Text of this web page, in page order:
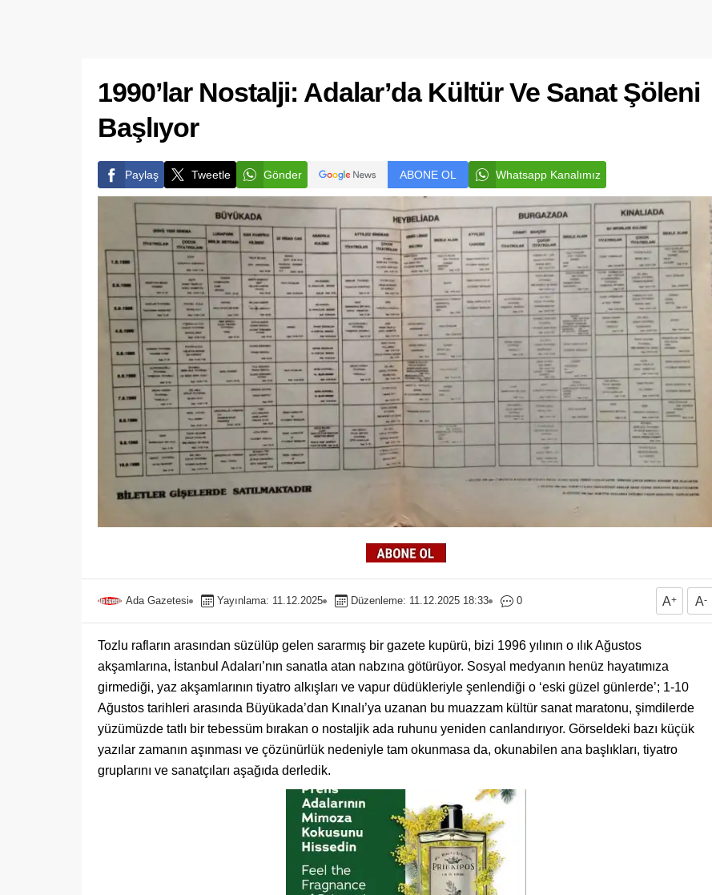
1990’lar Nostalji: Adalar’da Kültür Ve Sanat Şöleni
Başlıyor
Paylaş Tweetle Gönder ABONE OL Whatsapp Kanalımız
Ada Gazetesi Yayınlama: 11.12.2025 Düzenleme: 11.12.2025 18:33 0 A+ A-
Tozlu rafların arasından süzülüp gelen sararmış bir gazete kupürü, bizi 1996 yılının o ılık Ağustos
akşamlarına, İstanbul Adaları’nın sanatla atan nabzına götürüyor. Sosyal medyanın henüz hayatımıza
girmediği, yaz akşamlarının tiyatro alkışları ve vapur düdükleriyle şenlendiği o ‘eski güzel günlerde’; 1-10
Ağustos tarihleri arasında Büyükada’dan Kınalı’ya uzanan bu muazzam kültür sanat maratonu, şimdilerde
yüzümüzde tatlı bir tebessüm bırakan o nostaljik ada ruhunu yeniden canlandırıyor. Görseldeki bazı küçük
yazılar zamanın aşınması ve çözünürlük nedeniyle tam okunmasa da, okunabilen ana başlıkları, tiyatro
gruplarını ve sanatçıları aşağıda derledik.